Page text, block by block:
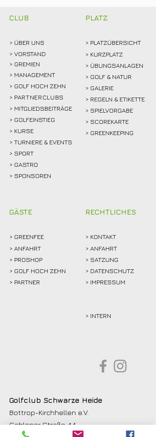
CLUB
> ÜBER UNS
> VORSTAND
> GREMIEN
> MANAGEMENT
> GOLF HOCH ZEHN
> PARTNERCLUBS
> MITGLIEDSBEITRÄGE
> GOLFEINSTIEG
> KURSE
> TURNIERE & EVENTS
> SPORT
> GASTRO
> SPONSOREN
GÄSTE
> GREENFEE
> ANFAHRT
> PROSHOP
> GOLF HOCH ZEHN
> PARTNER
PLATZ
> PLATZÜBERSICHT
> KURZPLATZ
> ÜBUNGSANLAGEN
> GOLF & NATUR
> GALERIE
> REGELN & ETIKETTE
> SPIELVORGABE
> SCOREKARTE
> GREENKEEPING
RECHTLICHES
> KONTAKT
> ANFAHRT
> SATZUNG
> DATENSCHUTZ
> IMPRESSUM
> INTERN
Golfclub Schwarze Heide
Bottrop-Kirchhellen e.V.
Gahlener Straße 44